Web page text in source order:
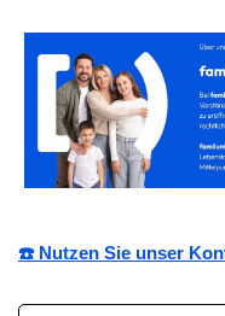
☎️ Nutzen Sie unser